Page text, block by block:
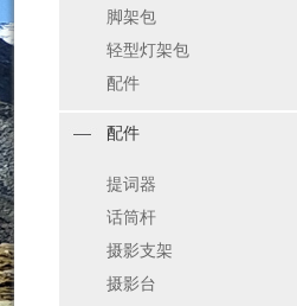
脚架包
轻型灯架包
配件
配件
提词器
话筒杆
摄影支架
摄影台